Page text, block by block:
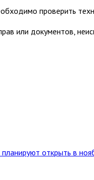
проверить
или документов,
открыть в